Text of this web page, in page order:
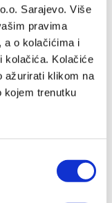
Sarajevo. Više
pravima
, a o kolačićima i
kolačića. Kolačiće
ažurirati klikom na
kojem trenutku
WhatsAppEmail Copy
Link